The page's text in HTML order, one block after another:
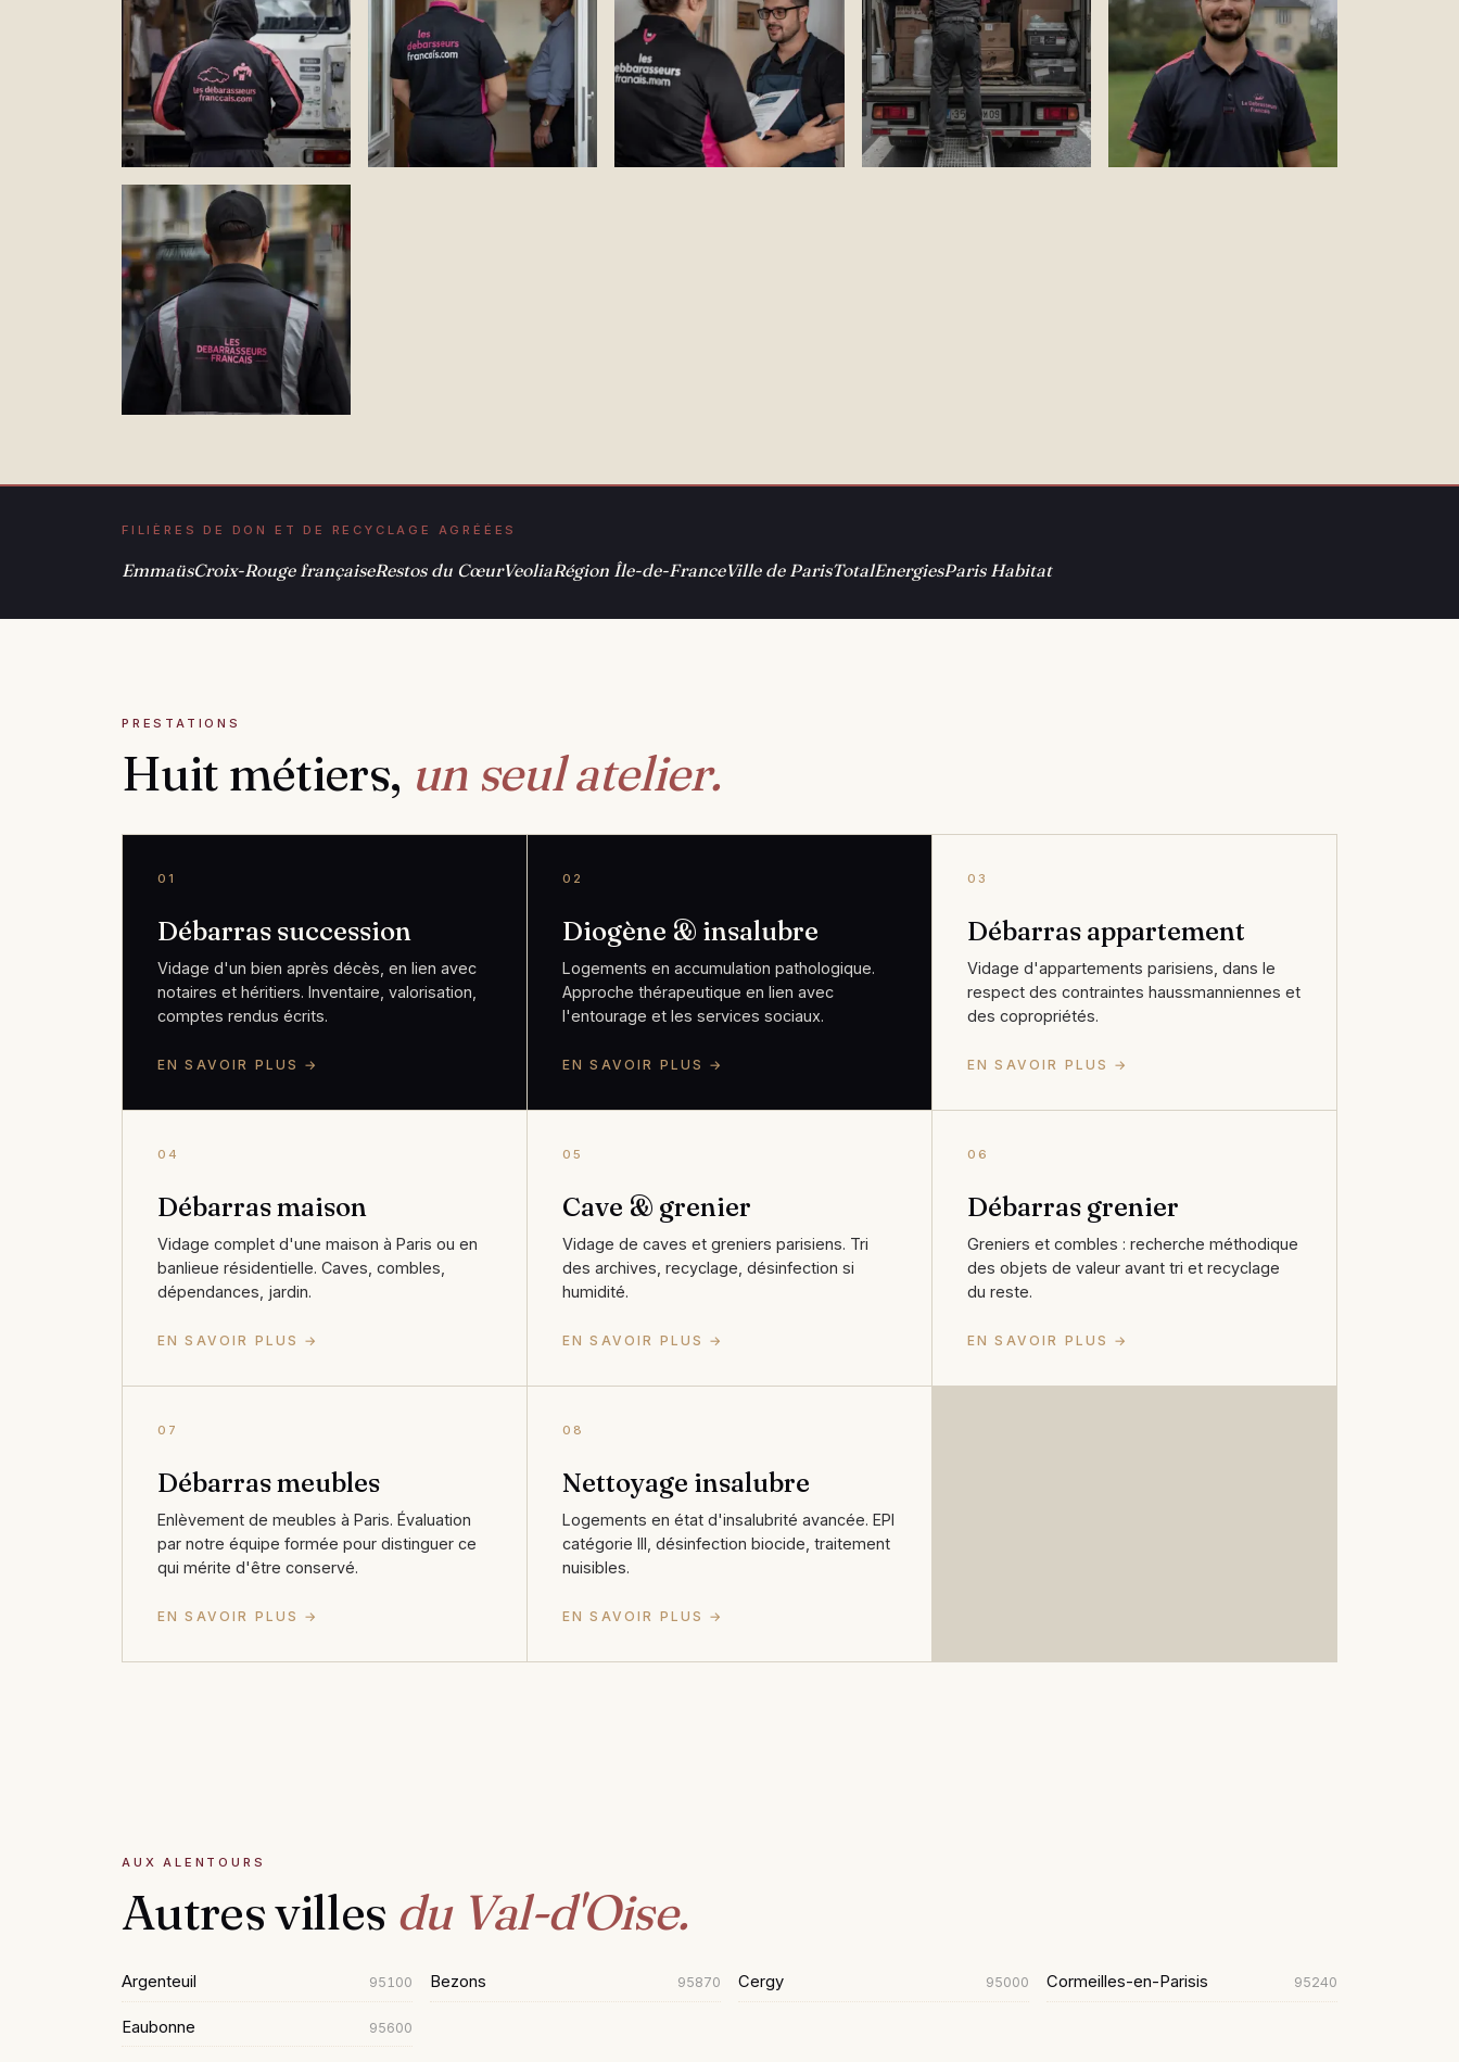
FILIÈRES DE DON ET DE RECYCLAGE AGRÉÉES
EmmaüsCroix-Rouge françaiseRestos du CœurVeoliaRégion Île-de-FranceVille de ParisTotalEnergiesParis Habitat
PRESTATIONS
Huit métiers, un seul atelier.
01
Débarras succession
Vidage d'un bien après décès, en lien avec
notaires et héritiers. Inventaire, valorisation,
comptes rendus écrits.
EN SAVOIR PLUS →
02
Diogène & insalubre
Logements en accumulation pathologique.
Approche thérapeutique en lien avec
l'entourage et les services sociaux.
EN SAVOIR PLUS →
03
Débarras appartement
Vidage d'appartements parisiens, dans le
respect des contraintes haussmanniennes et
des copropriétés.
EN SAVOIR PLUS →
04
Débarras maison
Vidage complet d'une maison à Paris ou en
banlieue résidentielle. Caves, combles,
dépendances, jardin.
EN SAVOIR PLUS →
05
Cave & grenier
Vidage de caves et greniers parisiens. Tri
des archives, recyclage, désinfection si
humidité.
EN SAVOIR PLUS →
06
Débarras grenier
Greniers et combles : recherche méthodique
des objets de valeur avant tri et recyclage
du reste.
EN SAVOIR PLUS →
07
Débarras meubles
Enlèvement de meubles à Paris. Évaluation
par notre équipe formée pour distinguer ce
qui mérite d'être conservé.
EN SAVOIR PLUS →
08
Nettoyage insalubre
Logements en état d'insalubrité avancée. EPI
catégorie III, désinfection biocide, traitement
nuisibles.
EN SAVOIR PLUS →
AUX ALENTOURS
Autres villes du Val-d'Oise.
Argenteuil 95100 Bezons 95870 Cergy 95000 Cormeilles-en-Parisis 95240
Eaubonne 95600